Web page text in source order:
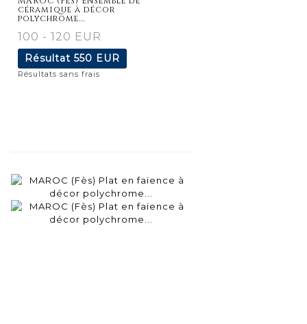
céramique à décor
polychrome...
100 - 120 EUR
Résultat 550 EUR
Résultats sans frais